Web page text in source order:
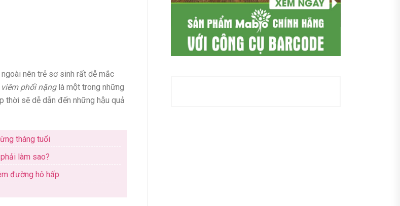
nên trẻ sơ sinh rất dễ mắc
phổi nặnglà một trong những
thời sẽ dễ dẫn đến những hậu quả
tháng tuổi
làm sao?
đường hô hấp